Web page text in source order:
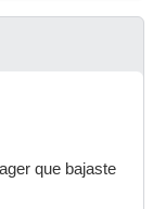
que bajaste